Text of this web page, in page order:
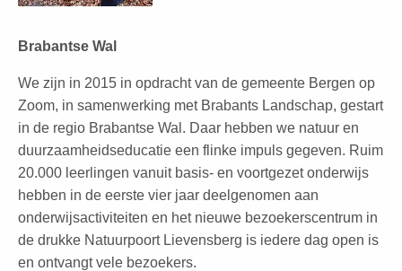
Brabantse Wal
We zijn in 2015 in opdracht van de gemeente Bergen op
Zoom, in samenwerking met Brabants Landschap, gestart
in de regio Brabantse Wal. Daar hebben we natuur en
duurzaamheidseducatie een flinke impuls gegeven. Ruim
20.000 leerlingen vanuit basis- en voortgezet onderwijs
hebben in de eerste vier jaar deelgenomen aan
onderwijsactiviteiten en het nieuwe bezoekerscentrum in
de drukke Natuurpoort Lievensberg is iedere dag open is
en ontvangt vele bezoekers.